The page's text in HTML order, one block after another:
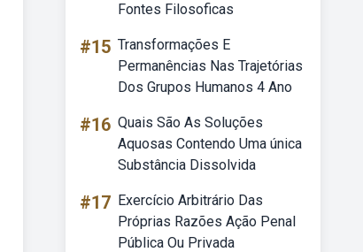
Fontes Filosoficas
#15 Transformações E
Permanências Nas Trajetórias
Dos Grupos Humanos 4 Ano
#16 Quais São As Soluções
Aquosas Contendo Uma única
Substância Dissolvida
#17 Exercício Arbitrário Das
Próprias Razões Ação Penal
Pública Ou Privada